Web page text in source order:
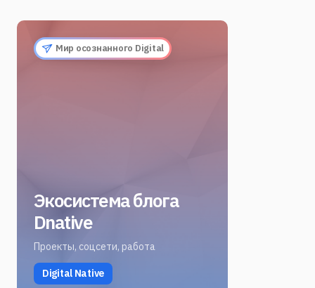
Мир осознанного Digital
Экосистема блога
Dnative
Проекты, соцсети, работа
Digital Native